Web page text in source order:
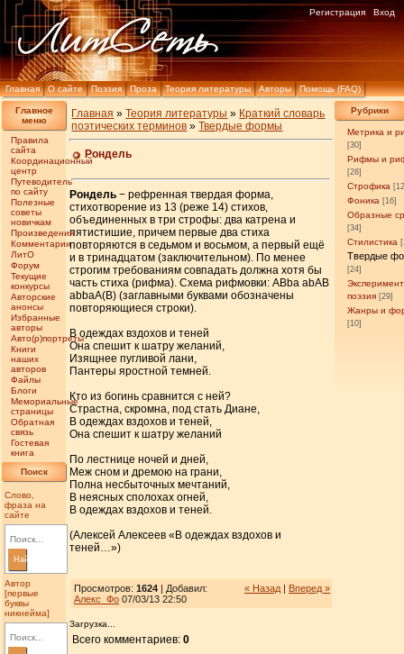
Главная О сайте Поэзия Проза Теория литературы Авторы Помощь (FAQ)
Регистрация Вход
Главное
меню
Правила
сайта
Координационный
центр
Путеводитель
по сайту
Полезные
советы
новичкам
Произведения
Комментарии
ЛитО
Форум
Текущие
конкурсы
Авторские
анонсы
Избранные
авторы
Авто(р)портреты
Книги
наших
авторов
Файлы
Блоги
Мемориальные
страницы
Обратная
связь
Гостевая
книга
Поиск
Слово,
фраза на
сайте
Найти
Автор
[первые
буквы
никнейма]
Рубрики
Метрика и
[30]
Рифмы и
[28]
Строфика
Фоника [16]
Образные
[34]
Стилистика
Твердые
[24]
поэзия [29]
Жанры и
[10]
Главная »Теория литературы » Краткий словарь
поэтических терминов »Твердые формы
Рондель
Рондель − рефренная твердая форма,
стихотворение из 13 (реже 14) стихов,
объединенных в три строфы: два катрена и
пятистишие, причем первые два стиха
повторяются в седьмом и восьмом, а первый ещё
и в тринадцатом (заключительном). По менее
строгим требованиям совпадать должна хотя бы
часть стиха (рифма). Схема рифмовки: АВbа аbАВ
аbbаА(В) (заглавными буквами обозначены
повторяющиеся строки).
В одеждах вздохов и теней
Она спешит к шатру желаний,
Изящнее пугливой лани,
Пантеры яростной темней.
Кто из богинь сравнится с ней?
Страстна, скромна, под стать Диане,
В одеждах вздохов и теней,
Она спешит к шатру желаний
По лестнице ночей и дней,
Меж сном и дремою на грани,
Полна несбыточных мечтаний,
В неясных сполохах огней,
В одеждах вздохов и теней.
(Алексей Алексеев «В одеждах вздохов и
теней…»)
« Назад | Вперед »
Просмотров: 1624| Добавил:
Алекс_Фо07/03/13 22:50
Загрузка...
Всего комментариев:0